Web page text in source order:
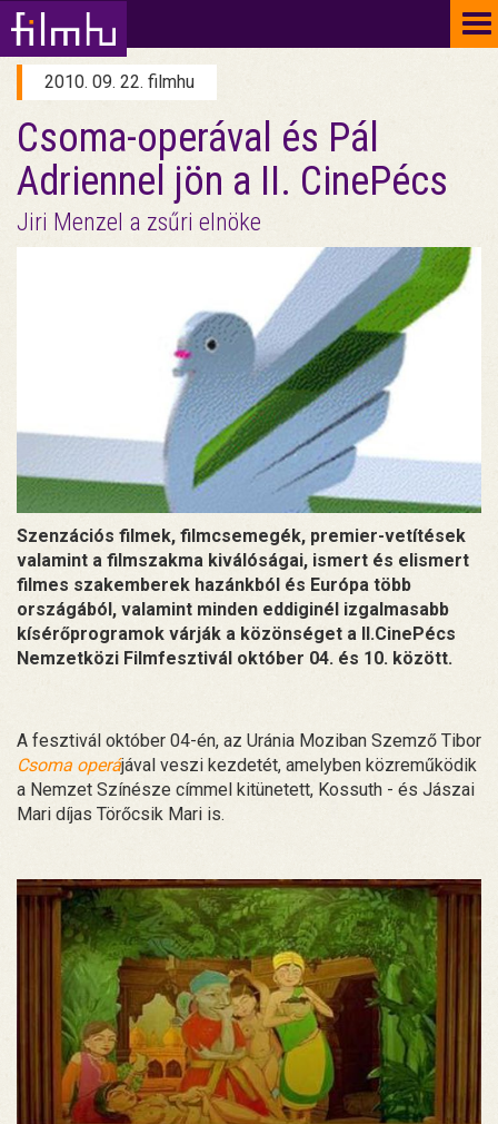
2010. 09. 22. filmhu
Csoma-operával és Pál
Adriennel jön a II. CinePécs
Jiri Menzel a zsűri elnöke
Szenzációs filmek, filmcsemegék, premier-vetítések
valamint a filmszakma kiválóságai, ismert és elismert
filmes szakemberek hazánkból és Európa több
országából, valamint minden eddiginél izgalmasabb
kísérőprogramok várják a közönséget a II.CinePécs
Nemzetközi Filmfesztivál október 04. és 10. között.
A fesztivál október 04-én, az Uránia Moziban Szemző Tibor
Csoma operájával veszi kezdetét, amelyben közreműködik
a Nemzet Színésze címmel kitünetett, Kossuth - és Jászai
Mari díjas Törőcsik Mari is.